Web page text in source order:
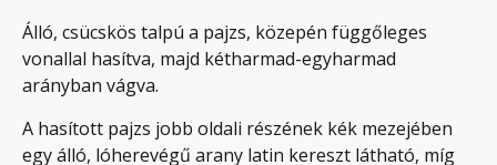
Álló, csücskös talpú a pajzs, közepén függőleges
vonallal hasítva, majd kétharmad-egyharmad
arányban vágva.
A hasított pajzs jobb oldali részének kék mezejében
egy álló, lóherevégű arany latin kereszt látható, míg